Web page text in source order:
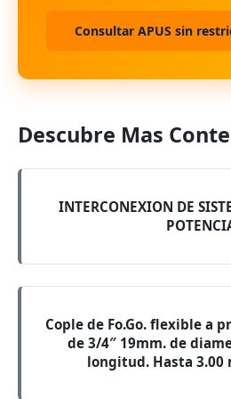
Consultar APUS sin
Descubre Mas
INTERCONEXION DE
Cople de Fo.Go. flexible a
de 3/4″ 19mm. de
longitud. Hasta 3.00